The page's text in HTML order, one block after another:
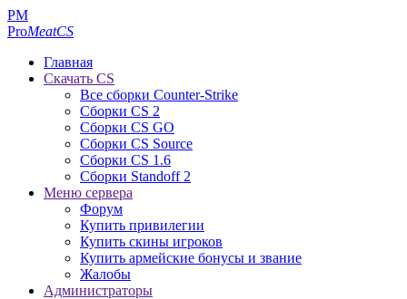
PM
ProMeatCS
Главная
Скачать CS
Все сборки Counter-Strike
Сборки CS 2
Сборки CS GO
Сборки CS Source
Сборки CS 1.6
Сборки Standoff 2
Меню сервера
Форум
Купить привилегии
Купить скины игроков
Купить армейские бонусы и звание
Жалобы
Администраторы